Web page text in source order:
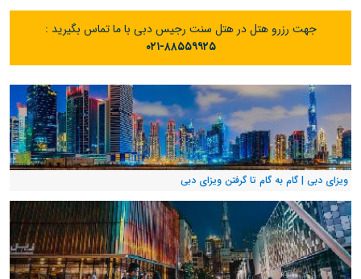
جهت رزرو هتل در هتل سنت رجیس دبی با ما تماس بگیرید :
۰۲۱-۸۸۵۵۹۹۲۵
ویزای دبی | گام به گام تا گرفتن ویزای دبی